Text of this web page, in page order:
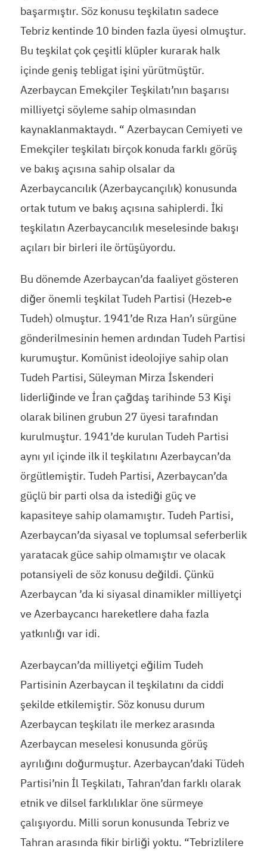
başarmıştır. Söz konusu teşkilatın sadece
Tebriz kentinde 10 binden fazla üyesi olmuştur.
Bu teşkilat çok çeşitli klüpler kurarak halk
içinde geniş tebligat işini yürütmüştür.
Azerbaycan Emekçiler Teşkilatı’nın başarısı
milliyetçi söyleme sahip olmasından
kaynaklanmaktaydı. “ Azerbaycan Cemiyeti ve
Emekçiler teşkilatı birçok konuda farklı görüş
ve bakış açısına sahip olsalar da
Azerbaycancılık (Azerbaycançılık) konusunda
ortak tutum ve bakış açısına sahiplerdi. İki
teşkilatın Azerbaycancılık meselesinde bakışı
açıları bir birleri ile örtüşüyordu.
Bu dönemde Azerbaycan’da faaliyet gösteren
diğer önemli teşkilat Tudeh Partisi (Hezeb-e
Tudeh) olmuştur. 1941’de Rıza Han’ı sürgüne
gönderilmesinin hemen ardından Tudeh Partisi
kurumuştur. Komünist ideolojiye sahip olan
Tudeh Partisi, Süleyman Mirza İskenderi
liderliğinde ve İran çağdaş tarihinde 53 Kişi
olarak bilinen grubun 27 üyesi tarafından
kurulmuştur. 1941’de kurulan Tudeh Partisi
aynı yıl içinde ilk il teşkilatını Azerbaycan’da
örgütlemiştir. Tudeh Partisi, Azerbaycan’da
güçlü bir parti olsa da istediği güç ve
kapasiteye sahip olamamıştır. Tudeh Partisi,
Azerbaycan’da siyasal ve toplumsal seferberlik
yaratacak güce sahip olmamıştır ve olacak
potansiyeli de söz konusu değildi. Çünkü
Azerbaycan ’da ki siyasal dinamikler milliyetçi
ve Azerbaycancı hareketlere daha fazla
yatkınlığı var idi.
Azerbaycan’da milliyetçi eğilim Tudeh
Partisinin Azerbaycan il teşkilatını da ciddi
şekilde etkilemiştir. Söz konusu durum
Azerbaycan teşkilatı ile merkez arasında
Azerbaycan meselesi konusunda görüş
ayrılığını doğurmuştur. Azerbaycan’daki Tüdeh
Partisi’nin İl Teşkilatı, Tahran’dan farklı olarak
etnik ve dilsel farklılıklar öne sürmeye
çalışıyordu. Milli sorun konusunda Tebriz ve
Tahran arasında fikir birliği yoktu. “Tebrizlilere